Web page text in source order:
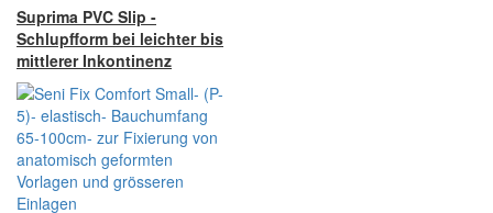
Suprima PVC Slip -
Schlupfform bei leichter bis
mittlerer Inkontinenz